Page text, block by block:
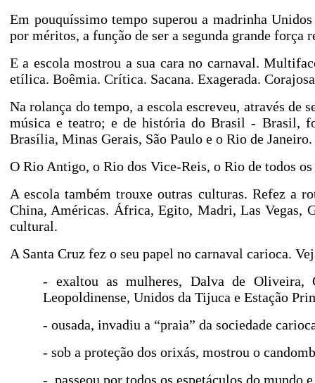
Em pouquíssimo tempo superou a madrinha
por méritos, a função de ser a segunda grande força
E a escola mostrou a sua cara no carnaval.
etílica. Boêmia. Crítica. Sacana. Exagerada.
Na rolança do tempo, a escola escreveu, através de
música e teatro; e de história do Brasil - Brasil,
Brasília, Minas Gerais, São Paulo e o Rio de Janeiro.
O Rio Antigo, o Rio dos Vice-Reis, o Rio de todos
A escola também trouxe outras culturas. Refez a
China, Américas. África, Egito, Madri, Las Vegas,
cultural.
A Santa Cruz fez o seu papel no carnaval carioca.
- exaltou as mulheres, Dalva de Oliveira,
Leopoldinense, Unidos da Tijuca e Estação
- ousada, invadiu a “praia” da sociedade
- sob a proteção dos orixás, mostrou o
- passeou por todos os espetáculos do